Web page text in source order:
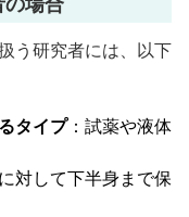
う研究者には、以下
タイプ：試薬や液体
対して下半身まで保